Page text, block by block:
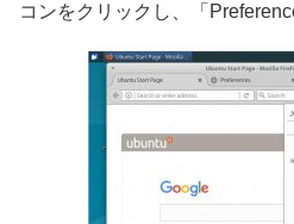
コンをクリックし、「